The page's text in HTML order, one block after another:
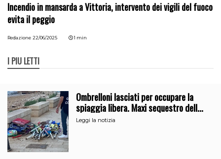
Incendio in mansarda a Vittoria, intervento dei vigili del fuoco
evita il peggio
Redazione 22/06/2025 1 min
I PIÙ LETTI
Ombrelloni lasciati per occupare la
spiaggia libera. Maxi sequestro della
Guardia Costiera
Leggi la notizia